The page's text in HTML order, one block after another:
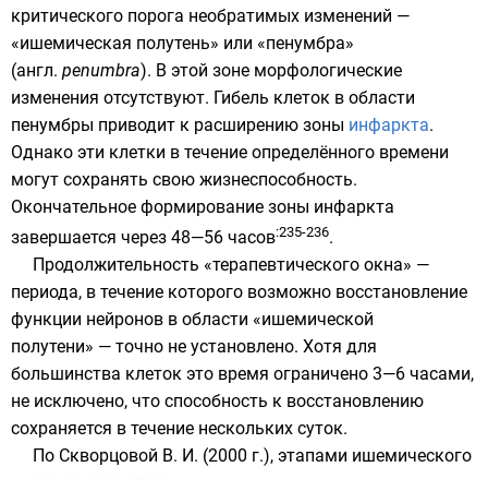
критического порога необратимых изменений —
«ишемическая полутень» или «пенумбра»
(англ. penumbra). В этой зоне морфологические
изменения отсутствуют. Гибель клеток в области
пенумбры приводит к расширению зоны инфаркта.
Однако эти клетки в течение определённого времени
могут сохранять свою жизнеспособность.
Окончательное формирование зоны инфаркта
завершается через 48—56 часов:235-236.
Продолжительность «терапевтического окна» —
периода, в течение которого возможно восстановление
функции нейронов в области «ишемической
полутени» — точно не установлено. Хотя для
большинства клеток это время ограничено 3—6 часами,
не исключено, что способность к восстановлению
сохраняется в течение нескольких суток.
По Скворцовой В. И. (2000 г.), этапами ишемического